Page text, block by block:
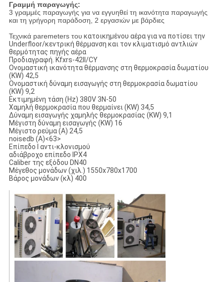
Γραμμή παραγωγής:
3 γραμμές παραγωγής για να εγγυηθεί τη ικανότητα παραγωγής
και τη γρήγορη παράδοση, 2 εργασιών με βάρδιες
Τεχνικά paremeters του κατοικημένου αέρα για να ποτίσει την
Underfloor/κεντρική θέρμανση και τον κλιματισμό αντλιών
θερμότητας πηγής αέρα
Προδιαγραφή. Kfxrs-42II/CY
Ονομαστική ικανότητα θέρμανσης στη θερμοκρασία δωματίου
(KW) 42,5
Ονομαστική δύναμη εισαγωγής στη θερμοκρασία δωματίου
(KW) 9,2
Εκτιμημένη τάση (Hz) 380V 3N-50
Χαμηλή θερμοκρασία που θερμαίνει (KW) 34,5
Δύναμη εισαγωγής χαμηλής θερμοκρασίας (KW) 9,1
Μέγιστη δύναμη εισαγωγής (KW) 16
Μέγιστο ρεύμα (Α) 24,5
noisedb (Α)<63>
Επίπεδο Ι
αντι-κλονισμού
αδιάβροχο επίπεδο IPX4
Caliber της εξόδου DN40
Μέγεθος μονάδων (χιλ.) 1550x780x1700
Βάρος μονάδων (κλ) 400